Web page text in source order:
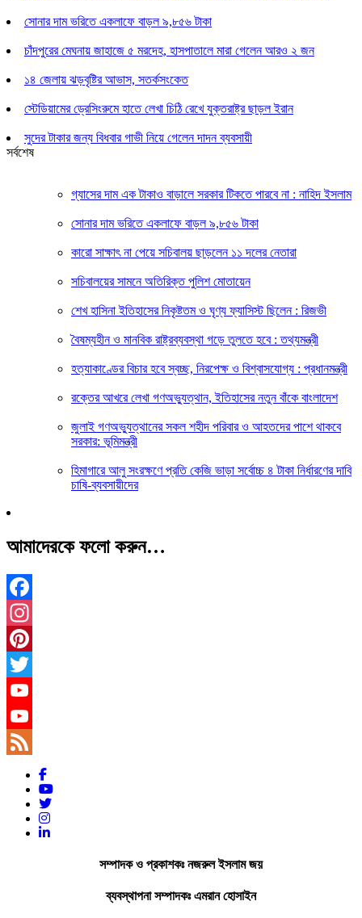
সোনার দাম ভরিতে একলাফে বাড়ল ৯,৮৫৬ টাকা
চাঁদপুরের মেঘনায় জাহাজে ৫ মরদেহ, হাসপাতালে মারা গেলেন আরও ২ জন
১৪ জেলায় ঝড়বৃষ্টির আভাস, সতর্কসংকেত
স্টেডিয়ামের ড্রেসিংরুমে হাতে লেখা চিঠি রেখে যুক্তরাষ্ট্র ছাড়ল ইরান
সুদের টাকার জন্য বিধবার গাভী নিয়ে গেলেন দাদন ব্যবসায়ী
সর্বশেষ
গ্যাসের দাম এক টাকাও বাড়ালে সরকার টিকতে পারবে না : নাহিদ ইসলাম
সোনার দাম ভরিতে একলাফে বাড়ল ৯,৮৫৬ টাকা
কারো সাক্ষাৎ না পেয়ে সচিবালয় ছাড়লেন ১১ দলের নেতারা
সচিবালয়ের সামনে অতিরিক্ত পুলিশ মোতায়েন
শেখ হাসিনা ইতিহাসের নিকৃষ্টতম ও ঘৃণ্য ফ্যাসিস্ট ছিলেন : রিজভী
বৈষম্যহীন ও মানবিক রাষ্ট্রব্যবস্থা গড়ে তুলতে হবে : তথ্যমন্ত্রী
হত্যাকাণ্ডের বিচার হবে স্বচ্ছ, নিরপেক্ষ ও বিশ্বাসযোগ্য : প্রধানমন্ত্রী
রক্তের আখরে লেখা গণঅভ্যুত্থান, ইতিহাসের নতুন বাঁকে বাংলাদেশ
জুলাই গণঅভ্যুত্থানের সকল শহীদ পরিবার ও আহতদের পাশে থাকবে
সরকার: ভূমিমন্ত্রী
হিমাগারে আলু সংরক্ষণে প্রতি কেজি ভাড়া সর্বোচ্চ ৪ টাকা নির্ধারণের দাবি
চাষি-ব্যবসায়ীদের
আমাদেরকে ফলো করুন…
Facebook
Instagram
Pinterest
Twitter
YouTube
YouTube
Channel
সম্পাদক ও প্রকাশকঃ নজরুল ইসলাম জয়
ব্যবস্থাপনা সম্পাদকঃ এমরান হোসাইন